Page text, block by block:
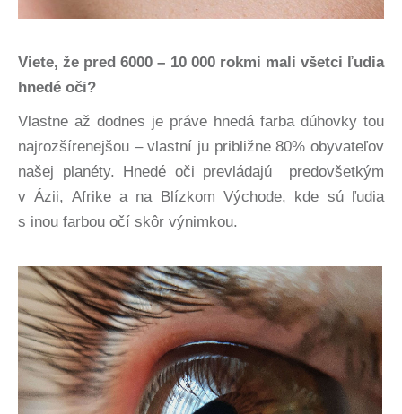
Viete, že pred 6000 – 10 000 rokmi mali všetci ľudia
hnedé oči?
Vlastne až dodnes je práve hnedá farba dúhovky tou
najrozšírenejšou – vlastní ju približne 80% obyvateľov
našej planéty. Hnedé oči prevládajú predovšetkým
v Ázii, Afrike a na Blízkom Východe, kde sú ľudia
s inou farbou očí skôr výnimkou.